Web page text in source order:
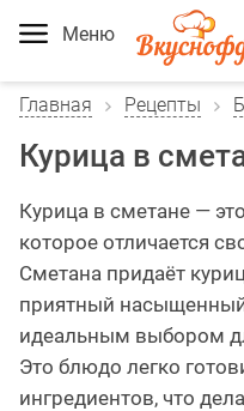
Меню
Главная Рецепты
Курица в
Курица в сметане —
которое отличается
Сметана придаёт
приятный насыщенный
идеальным выбором
Это блюдо легко
ингредиентов, что